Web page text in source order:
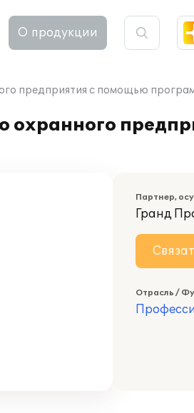
О продукции
предприятия с помощью
охранного
Партнер,
Гранд
Отрасль /